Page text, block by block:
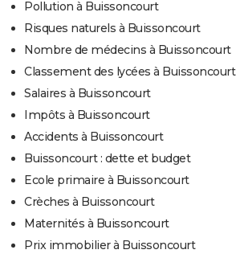
Pollution à Buissoncourt
Risques naturels à Buissoncourt
Nombre de médecins à Buissoncourt
Classement des lycées à Buissoncourt
Salaires à Buissoncourt
Impôts à Buissoncourt
Accidents à Buissoncourt
Buissoncourt : dette et budget
Ecole primaire à Buissoncourt
Crèches à Buissoncourt
Maternités à Buissoncourt
Prix immobilier à Buissoncourt